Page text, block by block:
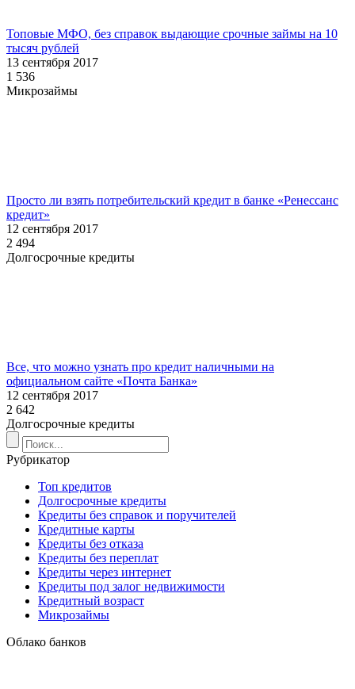
Топовые МФО, без справок выдающие срочные займы на 10
тысяч рублей
13 сентября 2017
1 536
Микрозаймы
Просто ли взять потребительский кредит в банке «Ренессанс
кредит»
12 сентября 2017
2 494
Долгосрочные кредиты
Все, что можно узнать про кредит наличными на
официальном сайте «Почта Банка»
12 сентября 2017
2 642
Долгосрочные кредиты
Рубрикатор
Топ кредитов
Долгосрочные кредиты
Кредиты без справок и поручителей
Кредитные карты
Кредиты без отказа
Кредиты без переплат
Кредиты через интернет
Кредиты под залог недвижимости
Кредитный возраст
Микрозаймы
Облако банков